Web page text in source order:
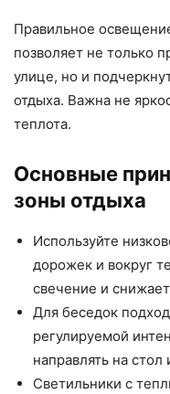
Правильное
позволяет не только
улице, но и
отдыха. Важна не
теплота.
Основные
зоны отдыха
Используйте
дорожек и вокруг
свечение и
Для беседок
регулируемой
направлять на
Светильники с